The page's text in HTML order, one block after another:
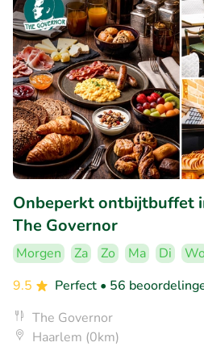
Onbeperkt ontbijtbuffet
The Governor
Morgen Za Zo Ma Di
Wo
9.5
Perfect • 56
The Governor
Haarlem (0km)